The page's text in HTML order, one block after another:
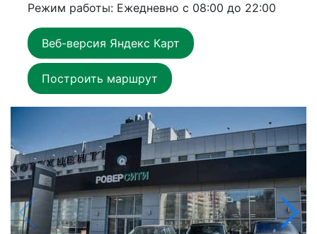
Режим работы: Ежедневно с 08:00 до 22:00
Веб-версия Яндекс Карт
Построить маршрут